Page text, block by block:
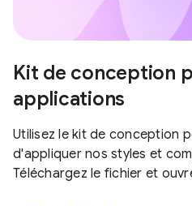
Kit de conception
applications
Utilisez le kit de conception
d'appliquer nos styles et
Téléchargez le fichier et